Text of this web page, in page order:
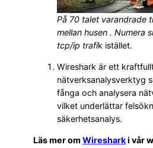
På 70 talet varandrade
mellan husen . Numera
tcp/ip trafik istället.
Wireshark är ett
nätverksanalysverktyg
fånga och analysera
vilket underlättar
säkerhetsanalys.
Läs mer omWiresharki vår